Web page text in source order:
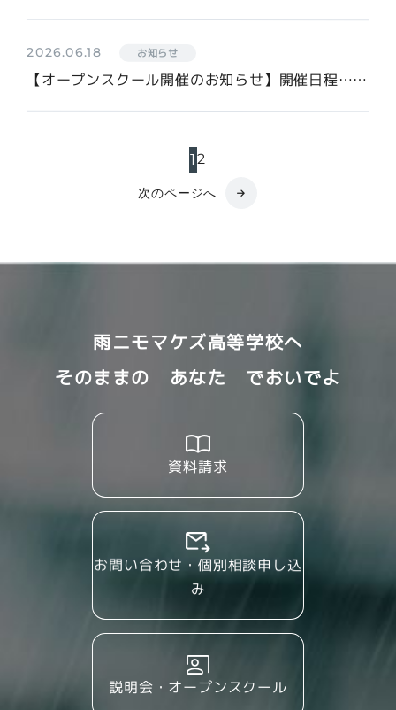
2026.06.18 お知らせ
【オープンスクール開催のお知らせ】開催日程……
1 2
次のページへ
雨ニモマケズ高等学校へ
そのままの あなた でおいでよ
資料請求
お問い合わせ・個別相談申し込
み
説明会・オープンスクール